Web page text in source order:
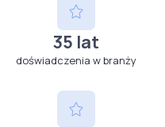
35 lat
doświadczenia w branży